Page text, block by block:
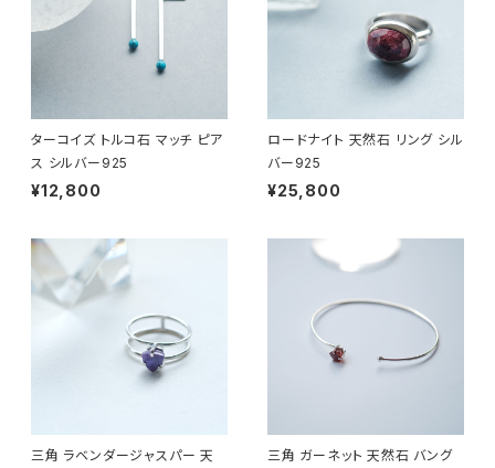
ターコイズ トルコ石 マッチ ピア
ス シルバー925
¥12,800
ロードナイト 天然石 リング シル
バー925
¥25,800
三角 ラベンダージャスパー 天
三角 ガーネット 天然石 バング